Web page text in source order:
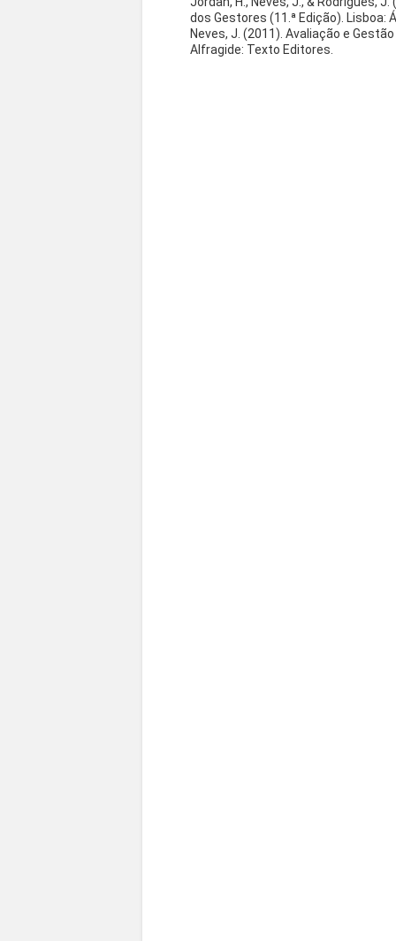
dos Gestores (11.ª Edição). Lisboa:
Neves, J. (2011). Avaliação e
Alfragide: Texto Editores.